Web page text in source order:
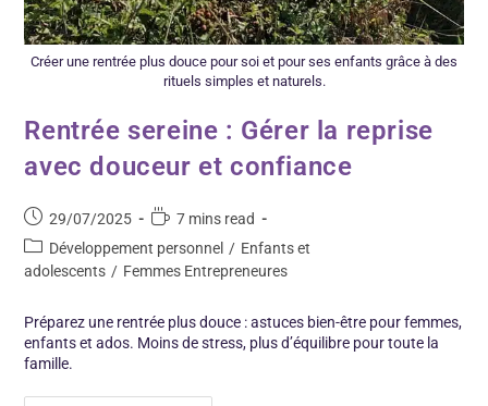
Créer une rentrée plus douce pour soi et pour ses enfants grâce à des
rituels simples et naturels.
Rentrée sereine : Gérer la reprise
avec douceur et confiance
29/07/2025
7 mins read
Développement personnel / Enfants et
adolescents / Femmes Entrepreneures
Préparez une rentrée plus douce : astuces bien-être pour femmes,
enfants et ados. Moins de stress, plus d’équilibre pour toute la
famille.